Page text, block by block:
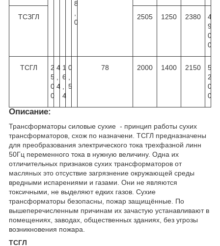
8
0
ТСЗГЛ 2505 1250 2380
4
9
0
0
ТСГЛ
2
5
0
0
4
4
1
6
4
0
5
78 2000 1400 2150
5
2
0
0
Описание:
Трансформаторы силовые сухие - принцип работы сухих
трансформаторов, схож по назначени. ТСГЛ предназначены
для преобразования электрического тока трехфазной линн
50Гц переменного тока в нужную величину. Одна их
отличительных признаков сухих трансформаторов от
масляных это отсуствие загрязнение окружающей среды
вредными испарениями и газами. Они не являются
токсичными, не выделяют едких газов. Сухие
трансформаторы безопасны, пожар защищённые. По
вышеперечисленным причинам их зачастую устанавливают в
помещениях, заводах, общественных зданиях, без угрозы
возникновения пожара.
ТСГЛ